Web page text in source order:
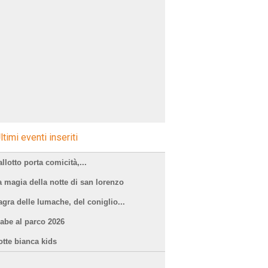
eventi inseriti
porta comicità,...
magia della notte di san lorenzo
delle lumache, del coniglio...
al parco 2026
bianca kids